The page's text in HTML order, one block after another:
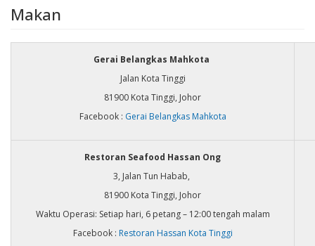
Makan
Gerai Belangkas Mahkota
Jalan Kota Tinggi
81900 Kota Tinggi, Johor
Facebook : Gerai Belangkas Mahkota
Restoran Seafood Hassan Ong
3, Jalan Tun Habab,
81900 Kota Tinggi, Johor
Waktu Operasi: Setiap hari, 6 petang – 12:00 tengah malam
Facebook : Restoran Hassan Kota Tinggi